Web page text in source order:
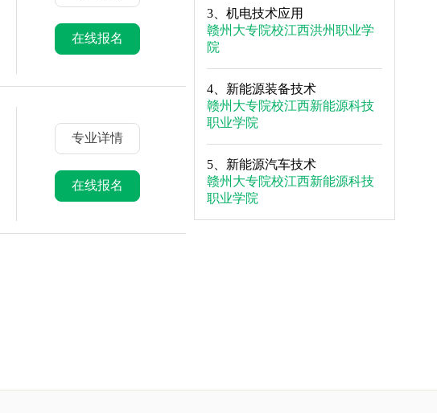
在线报名
专业详情
在线报名
3、 机电技术应用
赣州大专院校江西洪州职业学
院
4、 新能源装备技术
赣州大专院校江西新能源科技
职业学院
5、 新能源汽车技术
赣州大专院校江西新能源科技
职业学院